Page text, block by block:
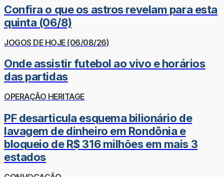
Confira o que os astros revelam para esta
quinta (06/8)
JOGOS DE HOJE (06/08/26)
Onde assistir futebol ao vivo e horários
das partidas
OPERAÇÃO HERITAGE
PF desarticula esquema bilionário de
lavagem de dinheiro em Rondônia e
bloqueio de R$ 316 milhões em mais 3
estados